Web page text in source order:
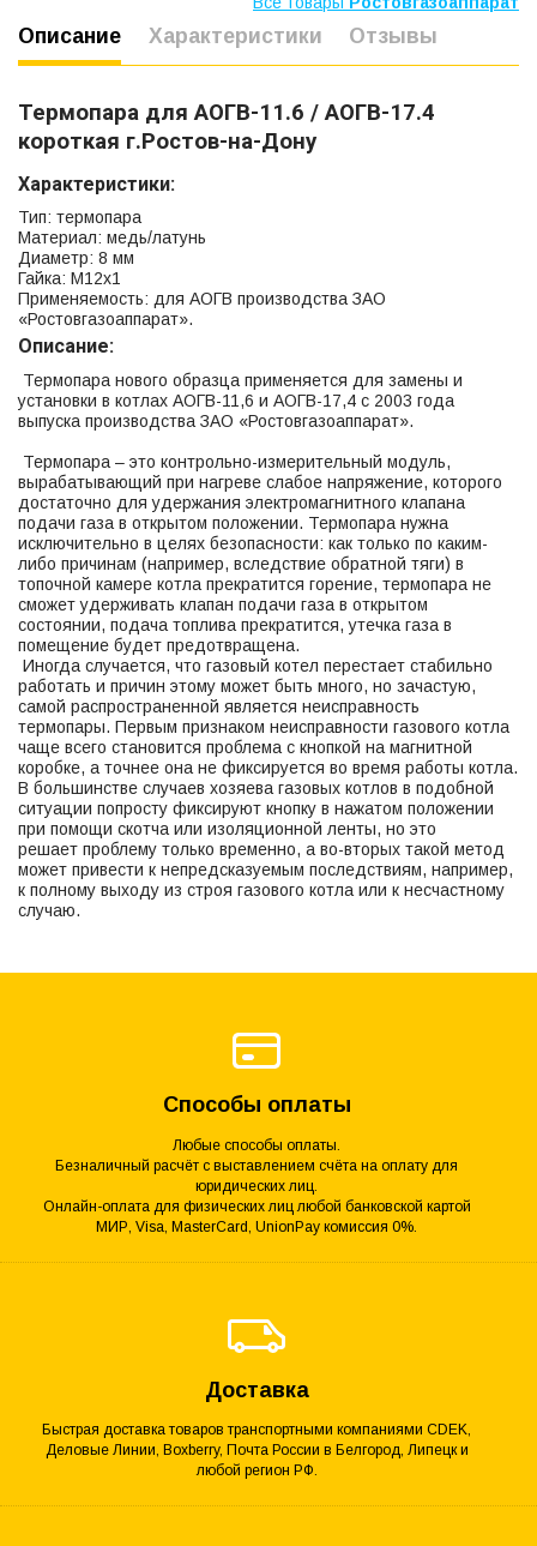
Описание Характеристики Отзывы
Термопара для АОГВ-11.6 / АОГВ-17.4
короткая г.Ростов-на-Дону
Характеристики:
Тип: термопара
Материал: медь/латунь
Диаметр: 8 мм
Гайка: М12х1
Применяемость: для АОГВ производства ЗАО
«Ростовгазоаппарат».
Описание:
Термопара нового образца применяется для замены и
установки в котлах АОГВ-11,6 и АОГВ-17,4 с 2003 года
выпуска производства ЗАО «Ростовгазоаппарат».
Термопара – это контрольно-измерительный модуль,
вырабатывающий при нагреве слабое напряжение, которого
достаточно для удержания электромагнитного клапана
подачи газа в открытом положении. Термопара нужна
исключительно в целях безопасности: как только по каким-
либо причинам (например, вследствие обратной тяги) в
топочной камере котла прекратится горение, термопара не
сможет удерживать клапан подачи газа в открытом
состоянии, подача топлива прекратится, утечка газа в
помещение будет предотвращена.
Иногда случается, что газовый котел перестает стабильно
работать и причин этому может быть много, но зачастую,
самой распространенной является неисправность
термопары. Первым признаком неисправности газового котла
чаще всего становится проблема с кнопкой на магнитной
коробке, а точнее она не фиксируется во время работы котла.
В большинстве случаев хозяева газовых котлов в подобной
ситуации попросту фиксируют кнопку в нажатом положении
при помощи скотча или изоляционной ленты, но это
решает проблему только временно, а во-вторых такой метод
может привести к непредсказуемым последствиям, например,
к полному выходу из строя газового котла или к несчастному
случаю.
Способы оплаты
Любые способы оплаты.
Безналичный расчёт с выставлением счёта на оплату для
юридических лиц.
Онлайн-оплата для физических лиц любой банковской картой
МИР, Visa, MasterCard, UnionPay комиссия 0%.
Доставка
Быстрая доставка товаров транспортными компаниями CDEK,
Деловые Линии, Boxberry, Почта России в Белгород, Липецк и
любой регион РФ.